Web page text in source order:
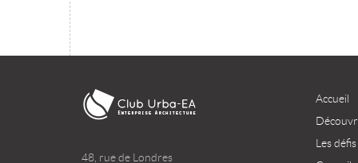
48, rue de Londres
Accueil
Les défis